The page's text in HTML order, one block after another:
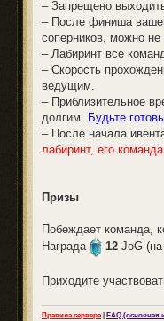
– Запрещено
– После финиша
соперников, можно не
– Лабиринт все
– Скорость
ведущим.
– Приблизительное
долгим. Будьте
– После начала
лабиринт, его
Призы
Побеждает команда,
Награда
12 JoG
Приходите
Правила сервера| FAQ (основная